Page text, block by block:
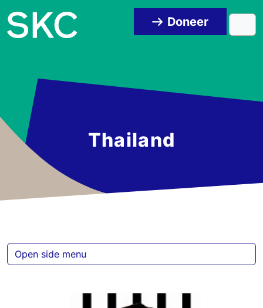
Doneer
Thailand
Open side menu